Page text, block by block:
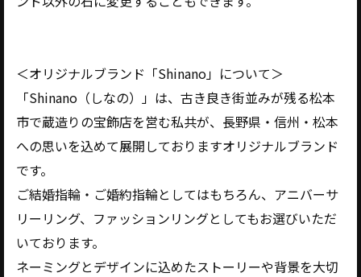
＜オリジナルブランド「Shinano」について＞
「Shinano（しなの）」は、古き良き街並みが残る松本
市で蔵造りの宝飾店を営む私共が、長野県・信州・松本
への思いを込めて展開しておりますオリジナルブランド
です。
ご結婚指輪・ご婚約指輪としてはもちろん、アニバーサ
リーリング、ファッションリングとしてもお選びいただ
いております。
ネーミングとデザインに込めたストーリーや背景を大切